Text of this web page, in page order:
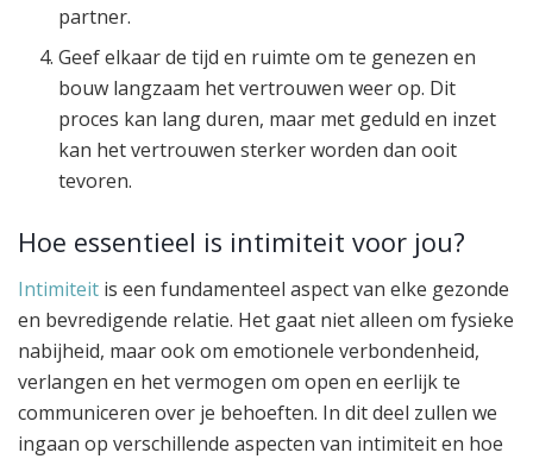
partner.
Geef elkaar de tijd en ruimte om te genezen en
bouw langzaam het vertrouwen weer op. Dit
proces kan lang duren, maar met geduld en inzet
kan het vertrouwen sterker worden dan ooit
tevoren.
Hoe essentieel is intimiteit voor jou?
Intimiteit is een fundamenteel aspect van elke gezonde
en bevredigende relatie. Het gaat niet alleen om fysieke
nabijheid, maar ook om emotionele verbondenheid,
verlangen en het vermogen om open en eerlijk te
communiceren over je behoeften. In dit deel zullen we
ingaan op verschillende aspecten van intimiteit en hoe